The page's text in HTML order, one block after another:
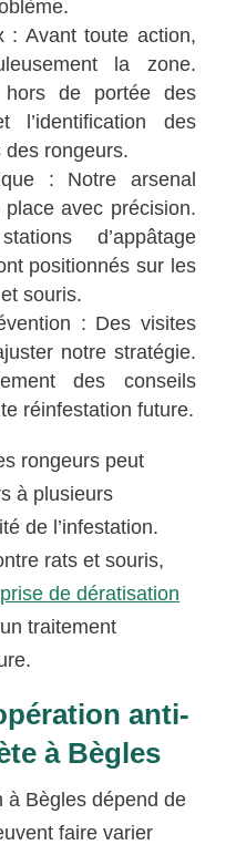
: Avant toute action,
la zone.
de portée des
l’identification des
des rongeurs.
: Notre arsenal
avec précision.
d’appâtage
positionnés sur les
souris.
: Des visites
notre stratégie.
des conseils
réinfestation future.
rongeurs peut
à plusieurs
de l’infestation.
rats et souris,
de dératisation
traitement
anti-
à Bègles
à Bègles dépend de
faire varier